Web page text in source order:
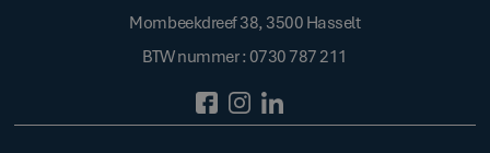
Mombeekdreef 38, 3500 Hasselt
BTW nummer : 0730 787 211